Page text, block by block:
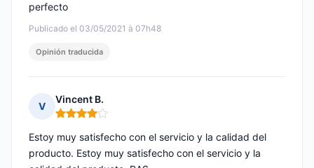
Publicado el 03/05/2021 à 07h48
perfecto
Opinión traducida
V
Vincent B.
Nota: 4 de 5
Estoy muy satisfecho con el servicio y la calidad del
producto. Estoy muy satisfecho con el servicio y la